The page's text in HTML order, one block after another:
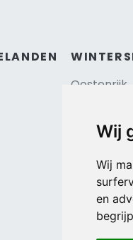
Wij
Wij
en
Oostenrijk
Zwitserland
Tsjechië
Duitsland